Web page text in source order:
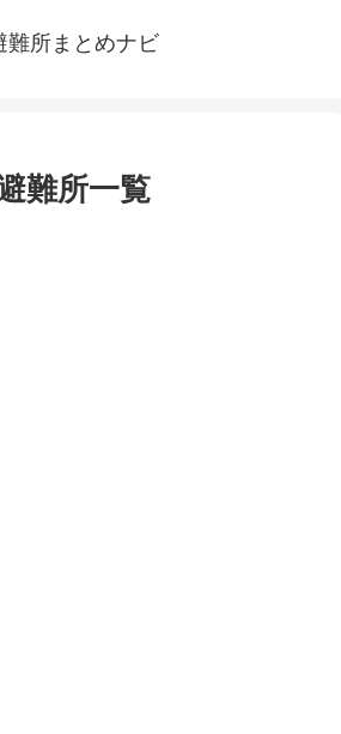
難所まとめナビ
難所一覧